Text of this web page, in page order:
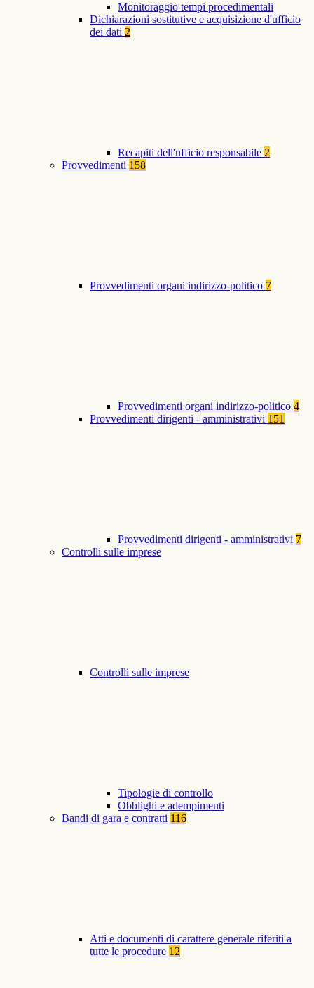
Monitoraggio tempi procedimentali
Dichiarazioni sostitutive e acquisizione d'ufficio
dei dati 2
Recapiti dell'ufficio responsabile 2
Provvedimenti 158
Provvedimenti organi indirizzo-politico 7
Provvedimenti organi indirizzo-politico 4
Provvedimenti dirigenti - amministrativi 151
Provvedimenti dirigenti - amministrativi 7
Controlli sulle imprese
Controlli sulle imprese
Tipologie di controllo
Obblighi e adempimenti
Bandi di gara e contratti 116
Atti e documenti di carattere generale riferiti a
tutte le procedure 12